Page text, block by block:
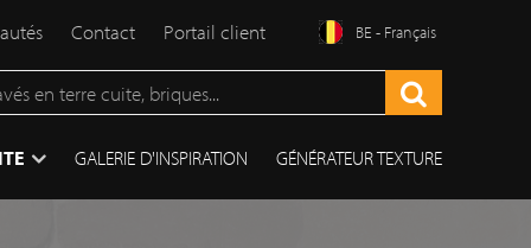
Contact Portail client BE - Français
GALERIE D'INSPIRATION GÉNÉRATEUR TEXTURE